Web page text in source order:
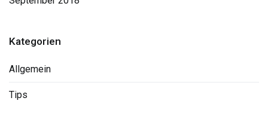
Kategorien
Allgemein
Tips